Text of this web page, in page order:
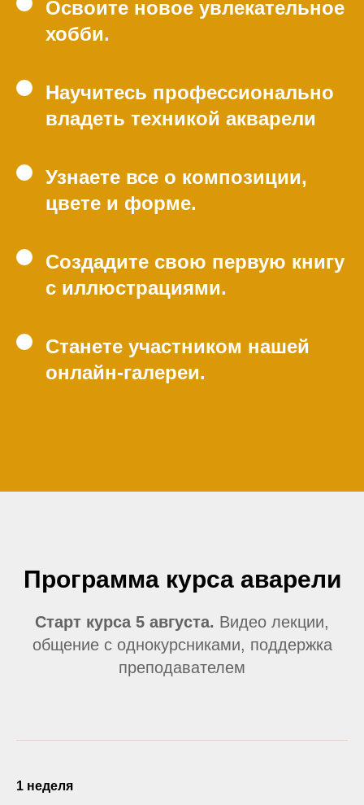
Освоите новое увлекательное
хобби.
Научитесь профессионально
владеть техникой акварели
Узнаете все о композиции,
цвете и форме.
Создадите свою первую книгу
с иллюстрациями.
Станете участником нашей
онлайн-галереи.
Программа курса аварели
Старт курса 5 августа. Видео лекции,
общение с однокурсниками, поддержка
преподавателем
1 неделя